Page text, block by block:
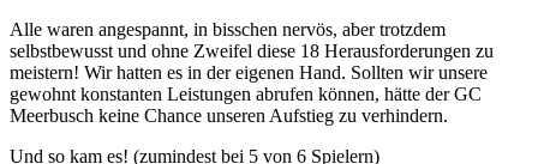
Alle waren angespannt, in bisschen nervös, aber trotzdem
selbstbewusst und ohne Zweifel diese 18 Herausforderungen zu
meistern! Wir hatten es in der eigenen Hand. Sollten wir unsere
gewohnt konstanten Leistungen abrufen können, hätte der GC
Meerbusch keine Chance unseren Aufstieg zu verhindern.
Und so kam es! (zumindest bei 5 von 6 Spielern)